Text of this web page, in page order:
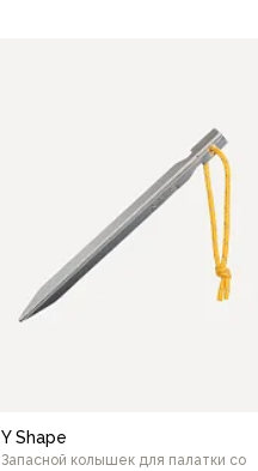
Y Shape
Запасной колышек для палатки со